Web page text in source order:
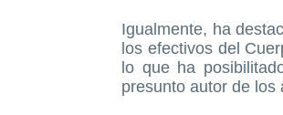
Igualmente, ha
los efectivos del
lo que ha
presunto autor de los